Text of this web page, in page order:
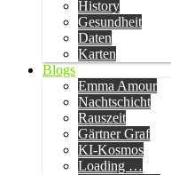
History
Gesundheit
Daten
Karten
Blogs
Emma Amour
Nachtschicht
Rauszeit
Gärtner Graf
KI-Kosmos
Loading …